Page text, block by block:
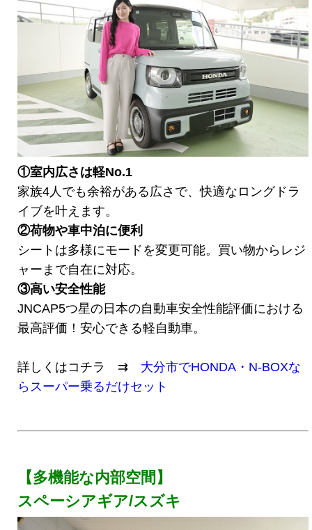
①室内広さは軽No.1
家族4人でも余裕がある広さで、快適なロングドラ
イブを叶えます。
②荷物や車中泊に便利
シートは多様にモードを変更可能。買い物からレジ
ャーまで自在に対応。
③高い安全性能
JNCAP5つ星の日本の自動車安全性能評価における
最高評価！安心できる軽自動車。
詳しくはコチラ ⇉ 大分市でHONDA・N-BOXな
らスーパー乗るだけセット
【多機能な内部空間】
スペーシアギア/スズキ